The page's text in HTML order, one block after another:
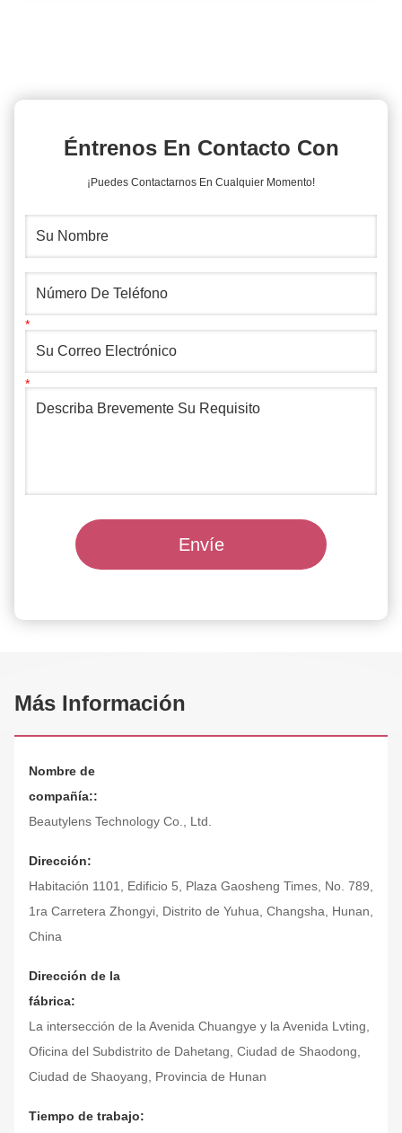
Éntrenos En Contacto Con
¡Puedes Contactarnos En Cualquier Momento!
Envíe
Más Información
Nombre de
compañía::
Beautylens Technology Co., Ltd.
Dirección:
Habitación 1101, Edificio 5, Plaza Gaosheng Times, No. 789,
1ra Carretera Zhongyi, Distrito de Yuhua, Changsha, Hunan,
China
Dirección de la
fábrica:
La intersección de la Avenida Chuangye y la Avenida Lvting,
Oficina del Subdistrito de Dahetang, Ciudad de Shaodong,
Ciudad de Shaoyang, Provincia de Hunan
Tiempo de trabajo: